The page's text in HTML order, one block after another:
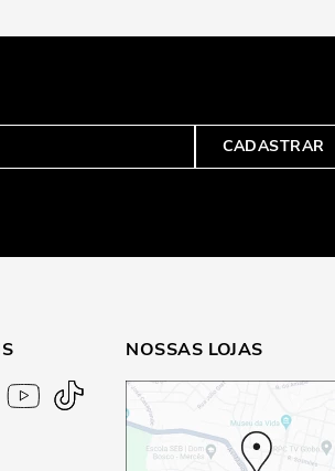
CADASTRAR
NOSSAS LOJAS